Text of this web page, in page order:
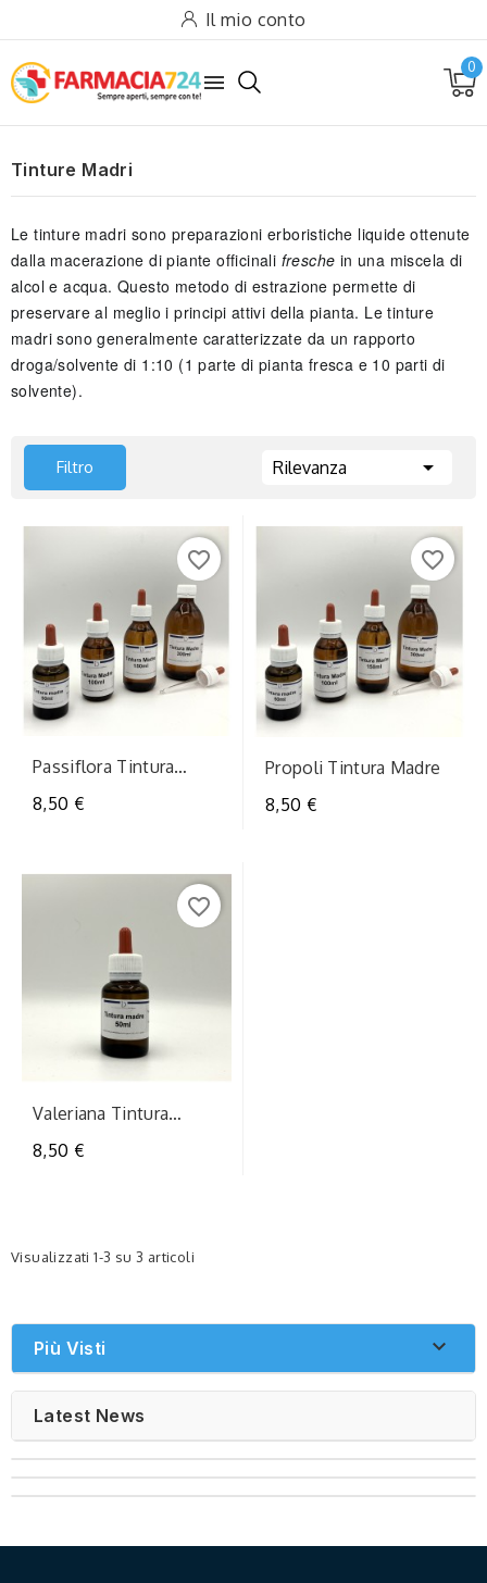
Il mio conto

0
Tinture Madri
Le tinture madri sono preparazioni erboristiche liquide ottenute
dalla macerazione di piante officinali fresche in una miscela di
alcol e acqua. Questo metodo di estrazione permette di
preservare al meglio i principi attivi della pianta. Le tinture
madri sono generalmente caratterizzate da un rapporto
droga/solvente di 1:10 (1 parte di pianta fresca e 10 parti di
solvente).
Filtro Rilevanza 
favorite_border
Passiflora Tintura
8,50 €
favorite_border
Propoli Tintura Madre
8,50 €
favorite_border
Valeriana Tintura
8,50 €
Visualizzati 1-3 su 3 articoli
Più Visti 
Latest News